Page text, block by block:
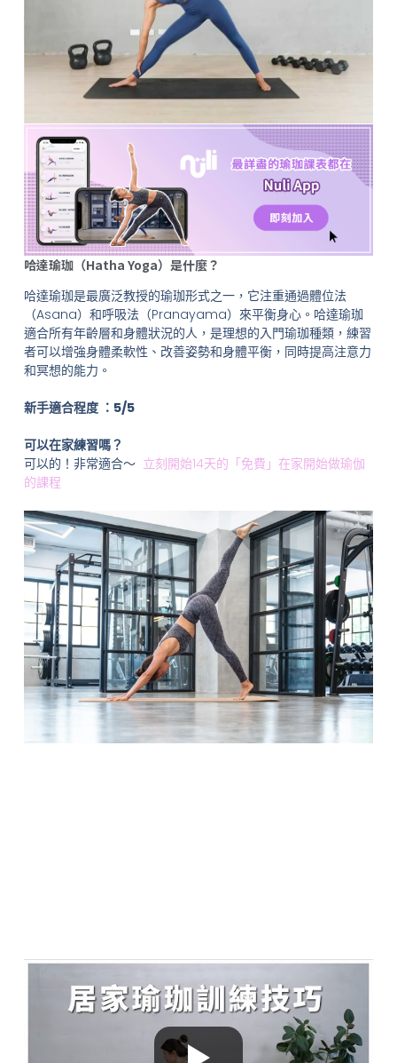
哈達瑜珈（Hatha Yoga）是什麼？
哈達瑜珈是最廣泛教授的瑜珈形式之一，它注重通過體位法
（Asana）和呼吸法（Pranayama）來平衡身心。哈達瑜珈
適合所有年齡層和身體狀況的人，是理想的入門瑜珈種類，練習
者可以增強身體柔軟性、改善姿勢和身體平衡，同時提高注意力
和冥想的能力。
新手適合程度 ：5/5
可以在家練習嗎？
可以的！非常適合～ 立刻開始14天的「免費」在家開始做瑜伽
的課程